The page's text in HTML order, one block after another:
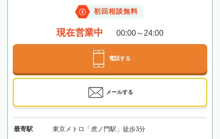
初回相談無料
現在営業中 00:00～24:00
電話する
メールする
最寄駅 東京メトロ「虎ノ門駅」徒歩3分